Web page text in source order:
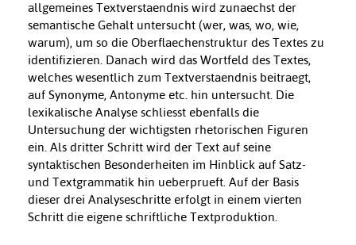
allgemeines Textverstaendnis wird zunaechst der
semantische Gehalt untersucht (wer, was, wo, wie,
warum), um so die Oberflaechenstruktur des Textes zu
identifizieren. Danach wird das Wortfeld des Textes,
welches wesentlich zum Textverstaendnis beitraegt,
auf Synonyme, Antonyme etc. hin untersucht. Die
lexikalische Analyse schliesst ebenfalls die
Untersuchung der wichtigsten rhetorischen Figuren
ein. Als dritter Schritt wird der Text auf seine
syntaktischen Besonderheiten im Hinblick auf Satz-
und Textgrammatik hin ueberprueft. Auf der Basis
dieser drei Analyseschritte erfolgt in einem vierten
Schritt die eigene schriftliche Textproduktion.